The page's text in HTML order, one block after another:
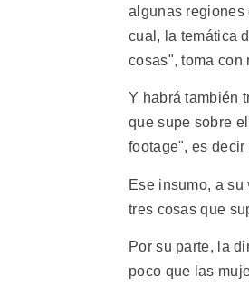
algunas regiones
cual, la temática
cosas", toma con
Y habrá también
que supe sobre
footage", es
Ese insumo, a
tres cosas que
Por su parte, la
poco que las